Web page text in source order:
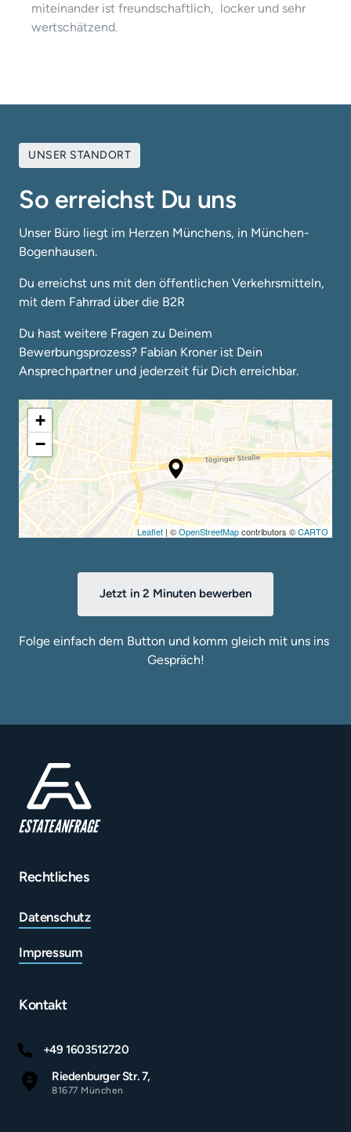
miteinander ist freundschaftlich,  locker und sehr
wertschätzend.
UNSER STANDORT
So erreichst Du uns
Unser Büro liegt im Herzen Münchens, in München-
Bogenhausen.
Du erreichst uns mit den öffentlichen Verkehrsmitteln,
mit dem Fahrrad über die B2R
Du hast weitere Fragen zu Deinem
Bewerbungsprozess? Fabian Kroner ist Dein
Ansprechpartner und jederzeit für Dich erreichbar.
+
−
Leaflet | ©OpenStreetMapcontributors ©CARTO
Jetzt in 2 Minuten bewerben
Folge einfach dem Button und komm gleich mit uns ins
Gespräch!
Rechtliches
Datenschutz
Impressum
Kontakt
+49 1603512720
Riedenburger Str. 7,
81677 München